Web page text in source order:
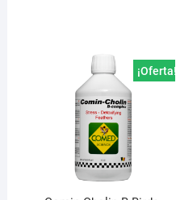
¡Oferta!